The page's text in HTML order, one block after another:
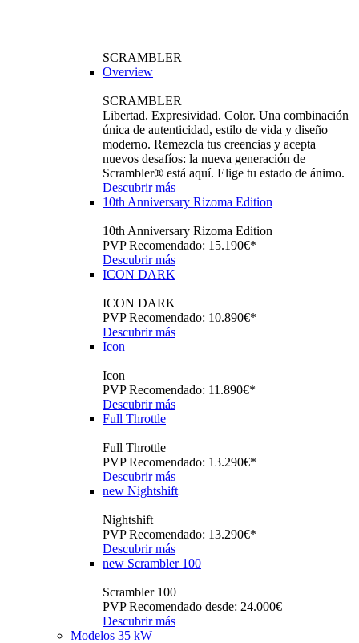
SCRAMBLER
Overview
SCRAMBLER
Libertad. Expresividad. Color. Una combinación
única de autenticidad, estilo de vida y diseño
moderno. Remezcla tus creencias y acepta
nuevos desafíos: la nueva generación de
Scrambler® está aquí. Elige tu estado de ánimo.
Descubrir más
10th Anniversary Rizoma Edition
10th Anniversary Rizoma Edition
PVP Recomendado: 15.190€*
Descubrir más
ICON DARK
ICON DARK
PVP Recomendado: 10.890€*
Descubrir más
Icon
Icon
PVP Recomendado: 11.890€*
Descubrir más
Full Throttle
Full Throttle
PVP Recomendado: 13.290€*
Descubrir más
new Nightshift
Nightshift
PVP Recomendado: 13.290€*
Descubrir más
new Scrambler 100
Scrambler 100
PVP Recomendado desde: 24.000€
Descubrir más
Modelos 35 kW